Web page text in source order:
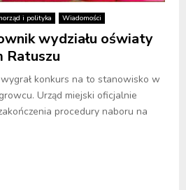
i polityka Wiadomości
wydziału oświaty
Ratuszu
konkurs na to stanowisko w
Urząd miejski oficjalnie
procedury naboru na